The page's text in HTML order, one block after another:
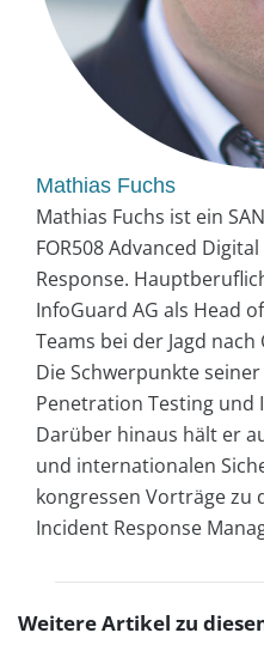
Mathias Fuchs
Mathias Fuchs ist ein
FOR508 Advanced
Response.
InfoGuard AG als Head
Teams bei der Jagd
Die Schwerpunkte
Penetration Testing und
Darüber hinaus hält er
und internationalen
kongressen Vorträge zu
Incident Response
Weitere Artikel zu